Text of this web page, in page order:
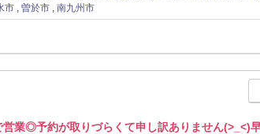
市 曽於市 南九州市
営業◎予約が取りづらくて申し訳ありません(>_<)